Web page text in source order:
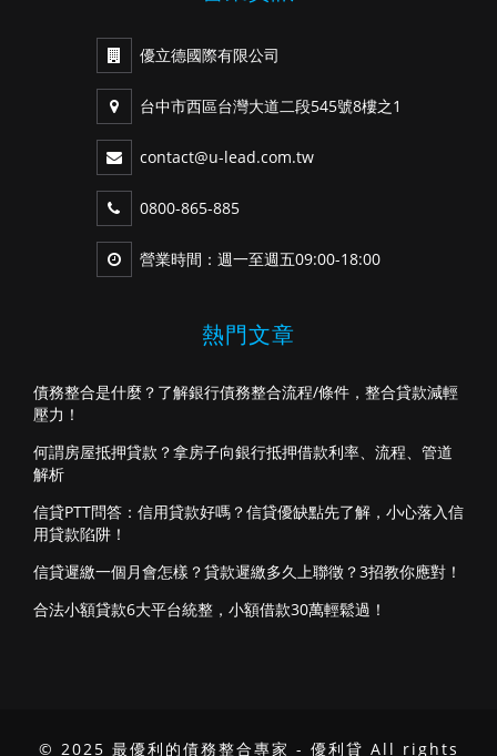
優立德國際有限公司
台中市西區台灣大道二段545號8樓之1
contact@u-lead.com.tw
0800-865-885
營業時間：週一至週五09:00-18:00
熱門文章
債務整合是什麼？了解銀行債務整合流程/條件，整合貸款減輕
壓力！
何謂房屋抵押貸款？拿房子向銀行抵押借款利率、流程、管道
解析
信貸PTT問答：信用貸款好嗎？信貸優缺點先了解，小心落入信
用貸款陷阱！
信貸遲繳一個月會怎樣？貸款遲繳多久上聯徵？3招教你應對！
合法小額貸款6大平台統整，小額借款30萬輕鬆過！
© 2025 最優利的債務整合專家 - 優利貸 All rights